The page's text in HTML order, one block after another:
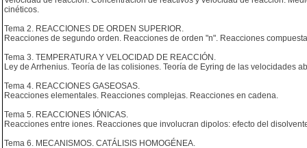
cinéticos.
Tema 2. REACCIONES DE ORDEN SUPERIOR.
Reacciones de segundo orden. Reacciones de orden "n". Reacciones
Tema 3. TEMPERATURA Y VELOCIDAD DE REACCIÓN.
Ley de Arrhenius. Teoría de las colisiones. Teoría de Eyring de las velocidades
Tema 4. REACCIONES GASEOSAS.
Reacciones elementales. Reacciones complejas. Reacciones en cadena.
Tema 5. REACCIONES IÓNICAS.
Reacciones entre iones. Reacciones que involucran dipolos: efecto del
Tema 6. MECANISMOS. CATÁLISIS HOMOGÉNEA.